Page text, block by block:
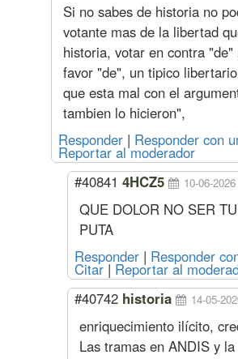
Oficial 4596
Medio Oficial
4248
Ayudante
3910
Sereno
Mes 710248
Acuerdo Noviembre 2025
Diciembre
Oficial
Especializado
Hora 5268
Oficial 4506
Medio Oficial
4164
Ayudante
3833
Sereno
Especializado
Oficial 4449
Medio Oficial
4111
Ayudante
3784
Sereno
Mes 687385
Acuerdo Septiembre 2025
Si no sabes de historia no
votante mas de la libertad
historia, votar en contra
favor "de", un tipico
que esta mal con el
tambien lo hicieron",
Responder | Responder con
Reportar al moderador
#40841 4HCZ5 10-06-
QUE DOLOR NO SER
PUTA
Responder | Responder
Citar | Reportar al
#40742 historia 14-05-
enriquecimiento ilícito,
Las tramas en ANDIS y